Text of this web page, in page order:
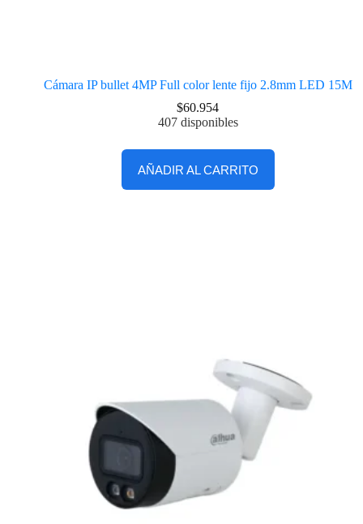
Cámara IP bullet 4MP Full color lente fijo 2.8mm LED 15M
$60.954
407 disponibles
AÑADIR AL CARRITO